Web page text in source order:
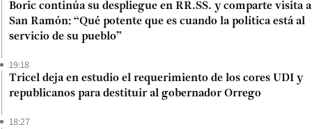
Boric continúa su despliegue en RR.SS. y comparte visita a
San Ramón: “Qué potente que es cuando la política está al
servicio de su pueblo”
19:18
Tricel deja en estudio el requerimiento de los cores UDI y
republicanos para destituir al gobernador Orrego
18:27